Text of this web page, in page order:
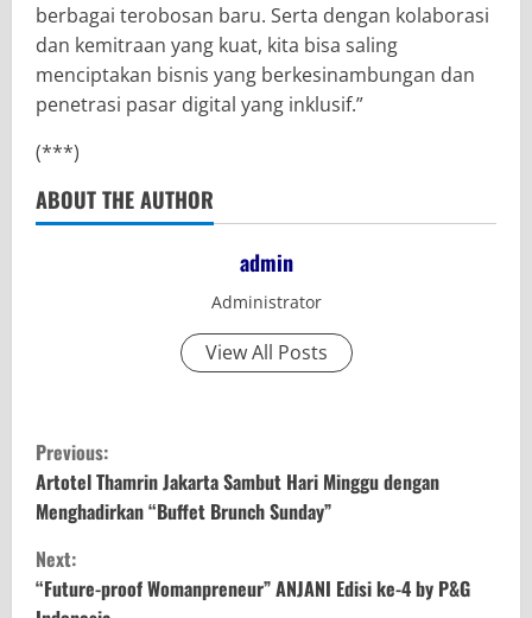
berbagai terobosan baru. Serta dengan kolaborasi
dan kemitraan yang kuat, kita bisa saling
menciptakan bisnis yang berkesinambungan dan
penetrasi pasar digital yang inklusif.”
(***)
ABOUT THE AUTHOR
admin
Administrator
View All Posts
C
o
n
t
Previous:
Artotel Thamrin Jakarta Sambut Hari Minggu dengan
Menghadirkan “Buffet Brunch Sunday”
Next:
“Future-proof Womanpreneur” ANJANI Edisi ke-4 by P&G